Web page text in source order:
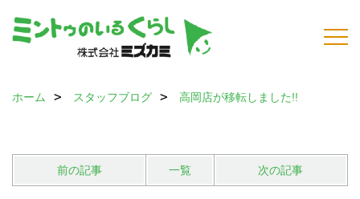
ホーム スタッフブログ 高岡店が移転しました!!
前の記事 一覧 次の記事